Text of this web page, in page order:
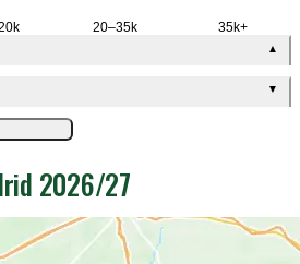
20–35k 35k+
▲
▼
2026/27